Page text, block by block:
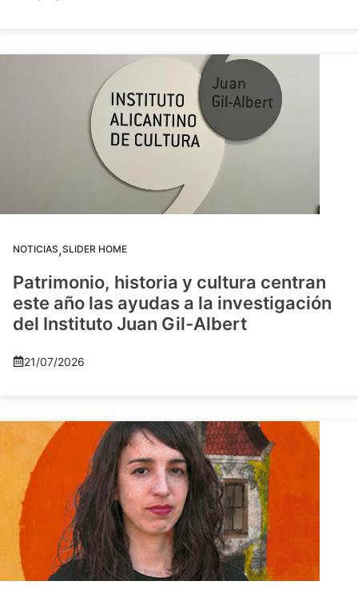
NOTICIAS,SLIDER HOME
Patrimonio, historia y cultura centran
este año las ayudas a la investigación
del Instituto Juan Gil-Albert
21/07/2026